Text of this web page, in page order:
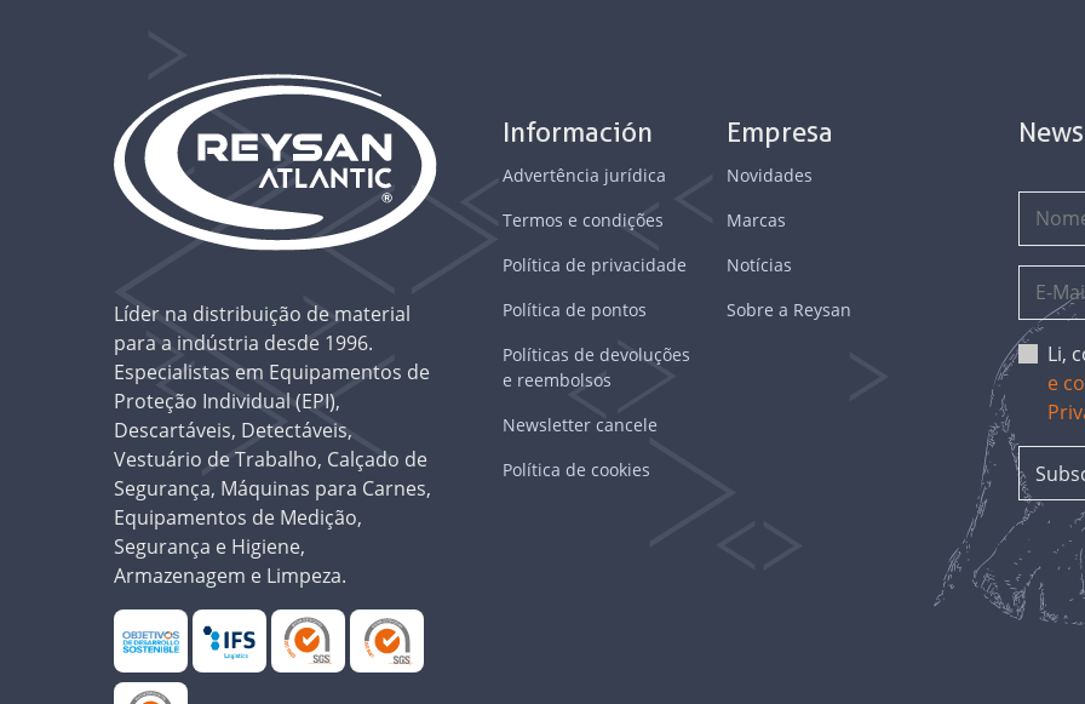
Líder na distribuição de material
para a indústria desde 1996.
Especialistas em Equipamentos de
Proteção Individual (EPI),
Descartáveis, Detectáveis,
Vestuário de Trabalho, Calçado de
Segurança, Máquinas para Carnes,
Equipamentos de Medição,
Segurança e Higiene,
Armazenagem e Limpeza.
Información
Advertência jurídica
Termos e condições
Política de privacidade
Política de pontos
Políticas de devoluções
e reembolsos
Newsletter cancele
Política de cookies
Empresa
Novidades
Marcas
Notícias
Sobre a Reysan
Li,
e